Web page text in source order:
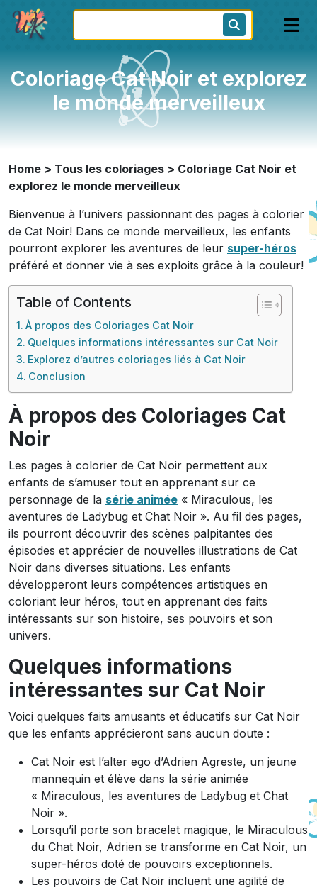
Coloriage Cat Noir et explorez
le monde merveilleux
Home > Tous les coloriages > Coloriage Cat Noir et
explorez le monde merveilleux
Bienvenue à l’univers passionnant des pages à colorier
de Cat Noir! Dans ce monde merveilleux, les enfants
pourront explorer les aventures de leur super-héros
préféré et donner vie à ses exploits grâce à la couleur!
Table of Contents
À propos des Coloriages Cat Noir
Quelques informations intéressantes sur Cat Noir
Explorez d’autres coloriages liés à Cat Noir
Conclusion
À propos des Coloriages Cat
Noir
Les pages à colorier de Cat Noir permettent aux
enfants de s’amuser tout en apprenant sur ce
personnage de la série animée « Miraculous, les
aventures de Ladybug et Chat Noir ». Au fil des pages,
ils pourront découvrir des scènes palpitantes des
épisodes et apprécier de nouvelles illustrations de Cat
Noir dans diverses situations. Les enfants
développeront leurs compétences artistiques en
coloriant leur héros, tout en apprenant des faits
intéressants sur son histoire, ses pouvoirs et son
univers.
Quelques informations
intéressantes sur Cat Noir
Voici quelques faits amusants et éducatifs sur Cat Noir
que les enfants apprécieront sans aucun doute :
Cat Noir est l’alter ego d’Adrien Agreste, un jeune
mannequin et élève dans la série animée
« Miraculous, les aventures de Ladybug et Chat
Noir ».
Lorsqu’il porte son bracelet magique, le Miraculous
du Chat Noir, Adrien se transforme en Cat Noir, un
super-héros doté de pouvoirs exceptionnels.
Les pouvoirs de Cat Noir incluent une agilité de